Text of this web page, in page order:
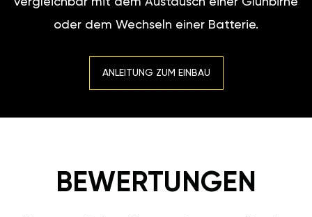
oder dem Wechseln einer Batterie.
ANLEITUNG ZUM EINBAU
BEWERTUNGEN